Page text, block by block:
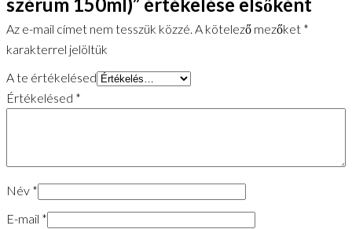
Az e-mail címet nem tesszük közzé. A kötelező mezőket *
karakterrel jelöltük
A te értékelésed
Értékelésed *
Név *
E-mail *